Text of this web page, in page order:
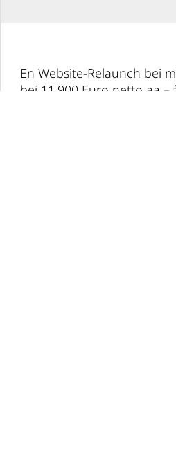
En Website-Relaunch bei
bei 11.900 Euro netto aa